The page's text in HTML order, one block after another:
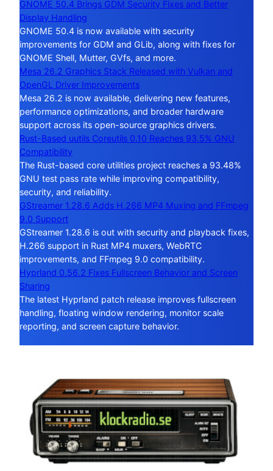
GNOME 50.4 Brings GDM Security Fixes and Better
Display Handling
GNOME 50.4 is now available with security
improvements for GDM and GLib, along with fixes for
GNOME Shell, Mutter, GVfs, and more.
Mesa 26.2 Graphics Stack Released with Vulkan and
OpenGL Driver Improvements
Mesa 26.2 is now available, delivering new features,
performance optimizations, and broader hardware
support across its open-source graphics drivers.
Rust-Based uutils Coreutils 0.10 Reaches 93.5% GNU
Compatibility
The Rust-based core utilities project reaches a 93.48%
GNU test pass rate while improving compatibility,
security, and reliability.
GStreamer 1.28.6 Adds H.266 MP4 Muxing and FFmpeg
9.0 Support
GStreamer 1.28.6 is out with security and playback fixes,
H.266 support in Rust MP4 muxers, WebRTC
improvements, and FFmpeg 9.0 compatibility.
Hyprland 0.56.2 Fixes Fullscreen Behavior and Screen
Sharing
The latest Hyprland patch release improves fullscreen
handling, floating window rendering, monitor scale
reporting, and screen capture behavior.